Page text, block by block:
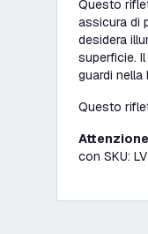
Questo
assicura di
desidera
superficie.
guardi nella
Questo
con SKU: